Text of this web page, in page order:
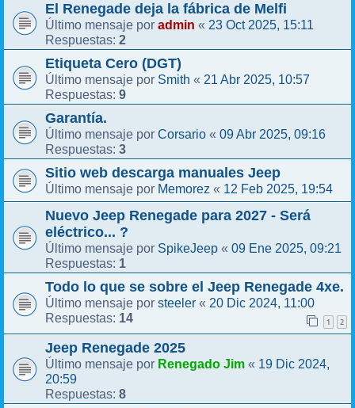
El Renegade deja la fábrica de Melfi
Último mensaje por admin « 23 Oct 2025, 15:11
Respuestas: 2
Etiqueta Cero (DGT)
Último mensaje por Smith « 21 Abr 2025, 10:57
Respuestas: 9
Garantía.
Último mensaje por Corsario « 09 Abr 2025, 09:16
Respuestas: 3
Sitio web descarga manuales Jeep
Último mensaje por Memorez « 12 Feb 2025, 19:54
Nuevo Jeep Renegade para 2027 - Será
eléctrico... ?
Último mensaje por SpikeJeep « 09 Ene 2025, 09:21
Respuestas: 1
Todo lo que se sobre el Jeep Renegade 4xe.
Último mensaje por steeler « 20 Dic 2024, 11:00
Respuestas: 14 1 2
Jeep Renegade 2025
Último mensaje por Renegado Jim « 19 Dic 2024,
20:59
Respuestas: 8